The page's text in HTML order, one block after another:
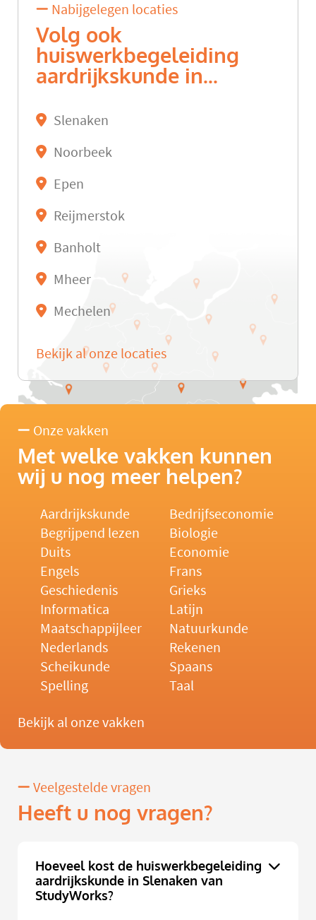
Nabijgelegen locaties
Volg ook
huiswerkbegeleiding
aardrijkskunde in...
Slenaken
Noorbeek
Epen
Reijmerstok
Banholt
Mheer
Mechelen
Bekijk al onze locaties
Onze vakken
Met welke vakken kunnen
wij u nog meer helpen?
Aardrijkskunde
Bedrijfseconomie
Begrijpend lezen
Biologie
Duits
Economie
Engels
Frans
Geschiedenis
Grieks
Informatica
Latijn
Maatschappijleer
Natuurkunde
Nederlands
Rekenen
Scheikunde
Spaans
Spelling
Taal
Bekijk al onze vakken
Veelgestelde vragen
Heeft u nog vragen?
Hoeveel kost de huiswerkbegeleiding
aardrijkskunde in Slenaken van
StudyWorks?